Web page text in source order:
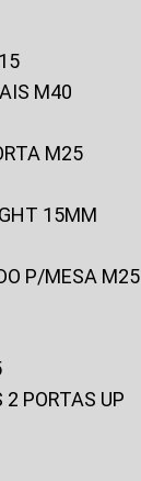
M40
M25
15MM
P/MESA M25
2 PORTAS UP